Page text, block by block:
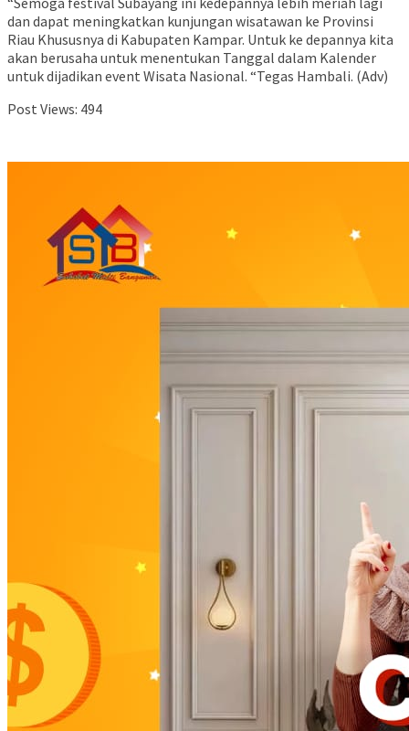
dan dapat meningkatkan kunjungan wisatawan ke Provinsi
Riau Khususnya di Kabupaten Kampar. Untuk ke depannya kita
akan berusaha untuk menentukan Tanggal dalam Kalender
untuk dijadikan event Wisata Nasional. “Tegas Hambali. (Adv)
Post Views: 494